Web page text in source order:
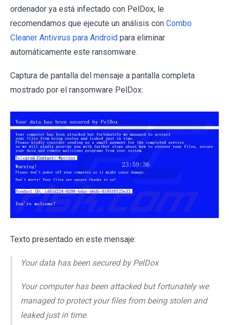
ordenador ya está infectado con PelDox, le
recomendamos que ejecute un análisis con Combo
Cleaner Antivirus para Android para eliminar
automáticamente este ransomware.
Captura de pantalla del mensaje a pantalla completa
mostrado por el ransomware PelDox:
Texto presentado en este mensaje:
Your data has been secured by PelDox
Your computer has been attacked but fortunately we
managed to protect your files from being stolen and
leaked just in time.